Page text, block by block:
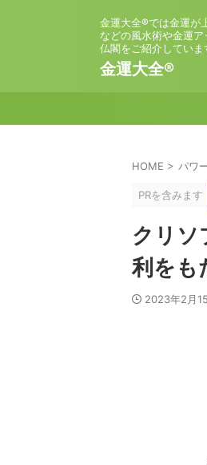
金運大全®では金運が
などの風水術や金運
仏閣をご紹介していま
金運大全®
HOME > パワ
PRを含みます
クリソ
利をも
2023年2月